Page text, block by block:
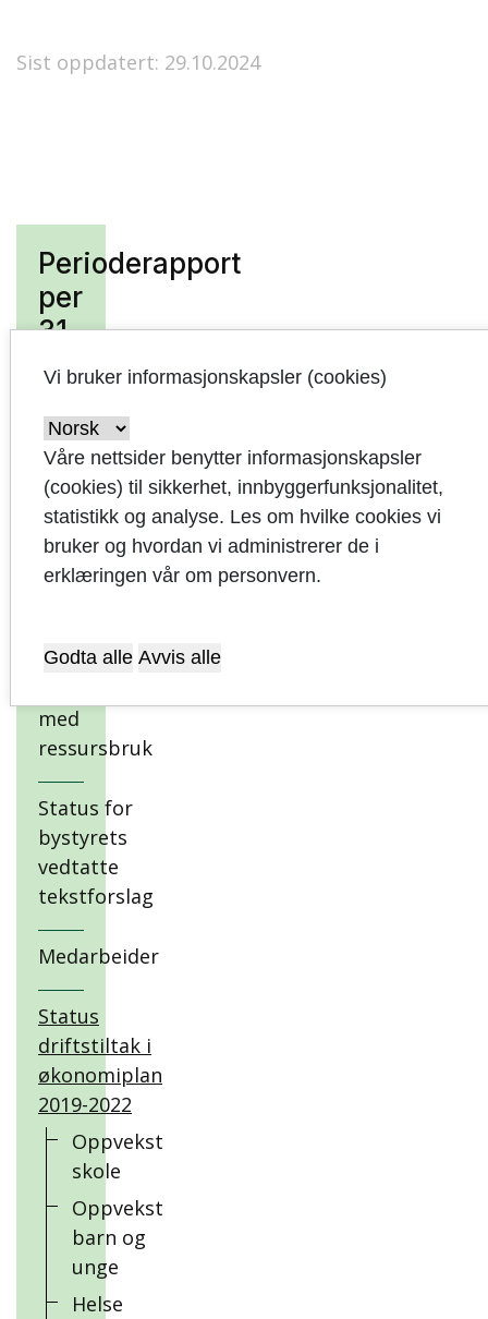
Perioderapport
per
31.
august
Oppsummering
og forslag til
vedtak
Økonomi
og aktivitet i
med
ressursbruk
Status for
bystyrets
vedtatte
tekstforslag
Medarbeider
Status
driftstiltak i
økonomiplan
2019-2022
Oppvekst
skole
Oppvekst
barn og
unge
Helse
Sist oppdatert: 29.10.2024
Vi bruker informasjonskapsler (cookies)
Våre nettsider benytter informasjonskapsler
(cookies) til sikkerhet, innbyggerfunksjonalitet,
statistikk og analyse. Les om hvilke cookies vi
bruker og hvordan vi administrerer de i
erklæringen vår om personvern.
Godta alle Avvis alle